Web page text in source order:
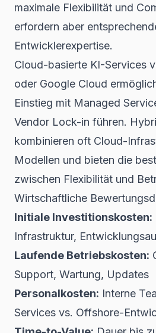
maximale Flexibilität und
erfordern aber
Entwicklerexpertise.
Cloud-basierte KI-Services
oder Google Cloud
Einstieg mit Managed
Vendor Lock-in führen.
kombinieren oft Cloud-
Modellen und bieten die
zwischen Flexibilität und
Wirtschaftliche
Initiale Investitionskosten:
Infrastruktur,
Laufende Betriebskosten:
Support, Wartung, Updates
Personalkosten: Interne
Services vs. Offshore-